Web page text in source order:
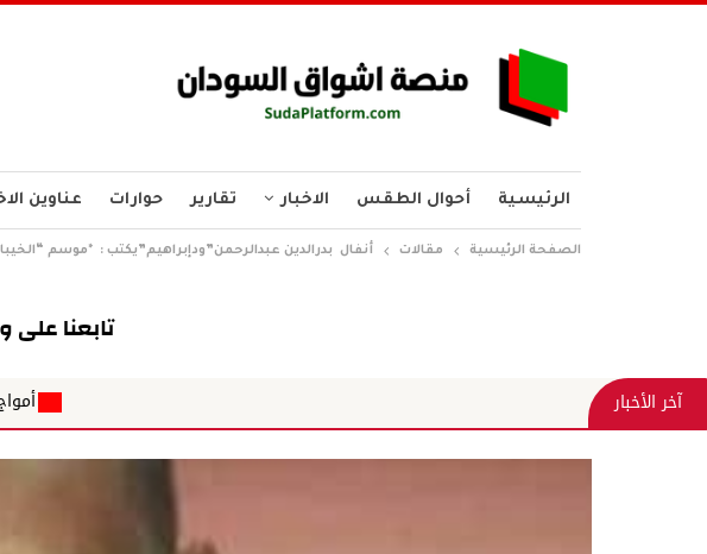
الرئيسية أحوال الطقس الاخبار تقارير حوارات عناوين
الصفحة الرئيسية مقالات أنفال بدرالدين عبدالرحمن”ودإبراهيم”يكتب : *موسم
آخر الأخبار أمواج ناعمة حكومة